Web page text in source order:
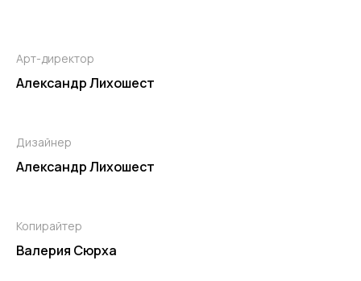
Арт-директор
Александр Лихошест
Дизайнер
Александр Лихошест
Копирайтер
Валерия Сюрха